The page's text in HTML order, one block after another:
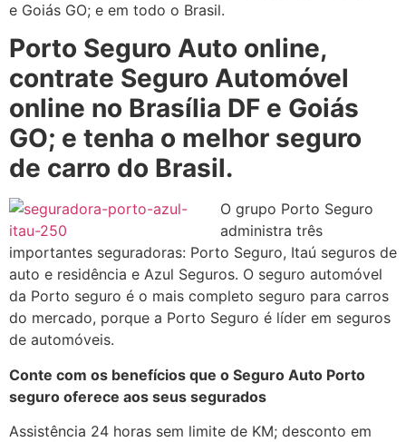
e Goiás GO; e em todo o Brasil.
Porto Seguro Auto online,
contrate Seguro Automóvel
online no Brasília DF e Goiás
GO; e tenha o melhor seguro
de carro do Brasil.
O grupo Porto Seguro
administra três
importantes seguradoras: Porto Seguro, Itaú seguros de
auto e residência e Azul Seguros. O seguro automóvel
da Porto seguro é o mais completo seguro para carros
do mercado, porque a Porto Seguro é líder em seguros
de automóveis.
Conte com os benefícios que o Seguro Auto Porto
seguro oferece aos seus segurados
Assistência 24 horas sem limite de KM; desconto em